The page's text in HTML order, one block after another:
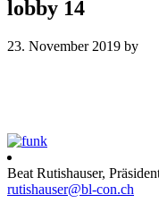
lobby 14
23. November 2019 by
Beat Rutishauser,
rutishauser@bl-con.ch